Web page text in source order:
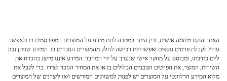
האתר הוקם מיוזמה אישית, ובין היתר במטרה לתת מידע על המוצרים המפורסמים בו ולאפשר
ערוץ לקבלת פרטים נוספים ואפשרויות רכישה לחלק מהמוצרים הנזכרים בו. המידע שניתן נכון
ליום כתיבתו, ומבוסס על מחקר אישי שנערך על ידי המחבר. המידע איננו מייצג בהכרח את
השירות, המוצר, את הפרטים הטכניים הכלולים בו או את המחיר הנזכר לצידו. כדי לקבל את
מלוא המידע הרלוונטי על המוצרים יש לפנות למשווקים המורשים ו/או ליצרנים של המוצרים